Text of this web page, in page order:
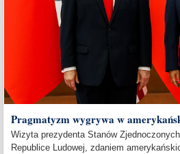
Pragmatyzm wygrywa w
Wizyta prezydenta Stanów
Republice Ludowej, zdaniem